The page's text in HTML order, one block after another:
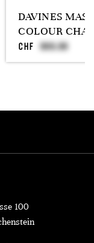
DAVINES
COLOUR
CHF
100